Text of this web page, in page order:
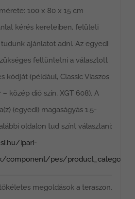
100 x 80 x 15 cm
kérés kereteiben, felületi
ajánlatot adni. Az egyedi
feltüntetni a választott
kódját (például, Classic Viaszos
közép dió szín, XGT 608). A
(egyedi) magaságyás 1.5-
oldalon tud színt választani:
ipari-
component/pes/product_category/
megoldások a teraszon,